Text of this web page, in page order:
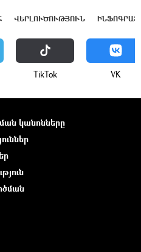
ՎԵՐԼՈՒԾՈՒԹՅՈՒՆ
ТikТоk VK
կանոնները